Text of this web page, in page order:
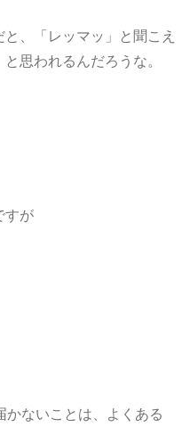
、「レッマッ」と聞こえ
思われるんだろうな。
すが
かないことは、よくある